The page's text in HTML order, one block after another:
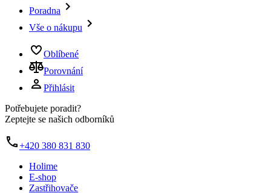
Poradna
Vše o nákupu
Oblíbené
Porovnání
Přihlásit
Potřebujete poradit?
Zeptejte se našich odborníků
+420 380 831 830
Holime
E-shop
Zastřihovače